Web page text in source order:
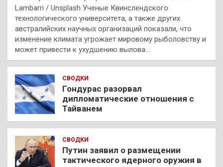
Lambarri / Unsplash Ученые Квинслендского
технологического университета, а также других
австралийских научных организаций показали, что
изменение климата угрожает мировому рыболовству и
может привести к ухудшению вылова…
СВОДКИ
Гондурас разорвал
дипломатические отношения с
Тайванем
СВОДКИ
Путин заявил о размещении
тактического ядерного оружия в